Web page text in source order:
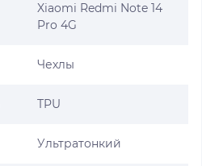
Xiaomi Redmi Note 14
Pro 4G
Чехлы
TPU
Ультратонкий